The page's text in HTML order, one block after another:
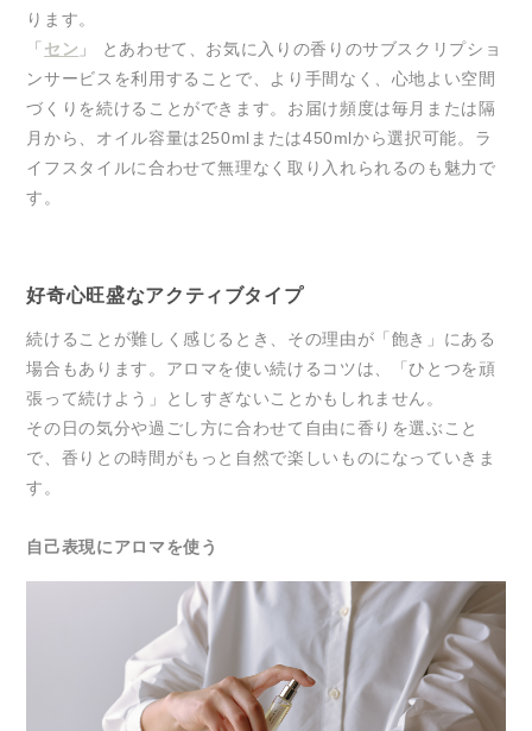
ります。
「 セン 」 とあわせて、お気に入りの香りのサブスクリプショ
ンサービスを利用することで、より手間なく、心地よい空間
づくりを続けることができます。お届け頻度は毎月または隔
月から、オイル容量は250mlまたは450mlから選択可能。ラ
イフスタイルに合わせて無理なく取り入れられるのも魅力で
す。
好奇心旺盛なアクティブタイプ
続けることが難しく感じるとき、その理由が「飽き」にある
場合もあります。アロマを使い続けるコツは、「ひとつを頑
張って続けよう」としすぎないことかもしれません。
その日の気分や過ごし方に合わせて自由に香りを選ぶこと
で、香りとの時間がもっと自然で楽しいものになっていきま
す。
自己表現にアロマを使う